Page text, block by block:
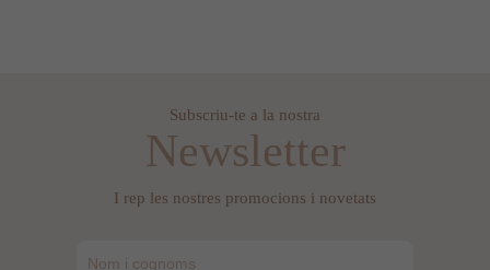
Subscriu-te a la nostra
Newsletter
I rep les nostres promocions i novetats